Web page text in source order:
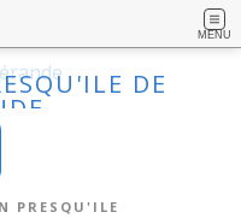
MENU
DE
PRESQU'ILE